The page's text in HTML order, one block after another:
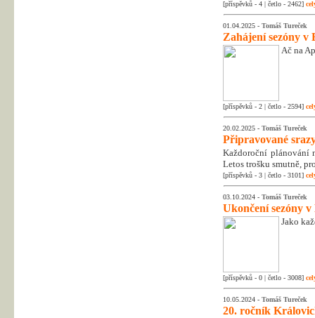
[příspěvků - 4 | četlo - 2462]
01.04.2025 - Tomáš Tureček
Zahájení sezóny v
Ač na
[příspěvků - 2 | četlo - 2594]
20.02.2025 - Tomáš Tureček
Připravované
Každoroční plánování
Letos trošku smutně,
[příspěvků - 3 | četlo - 3101]
03.10.2024 - Tomáš Tureček
Ukončení sezóny v
Jako
[příspěvků - 0 | četlo - 3008]
10.05.2024 - Tomáš Tureček
20. ročník